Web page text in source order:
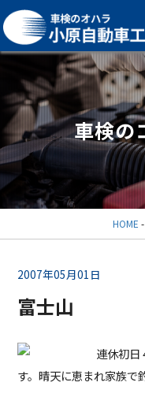
車検の
HOME -
2007年05月01日
富士山
連休初日
す。晴天に恵まれ家族で